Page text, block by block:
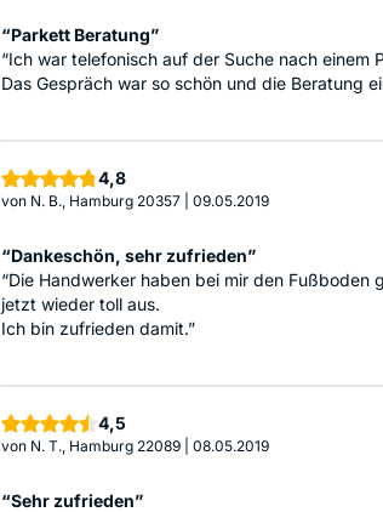
“Parkett Beratung”
“Ich war telefonisch auf der Suche nach einem
Das Gespräch war so schön und die Beratung
4,8Sterne
von N. B., Hamburg 20357 09.05.2019
“Dankeschön, sehr zufrieden”
“Die Handwerker haben bei mir den Fußboden
jetzt wieder toll aus.
Ich bin zufrieden damit.”
4,5
von N. T., Hamburg 22089 08.05.2019
“Sehr zufrieden”